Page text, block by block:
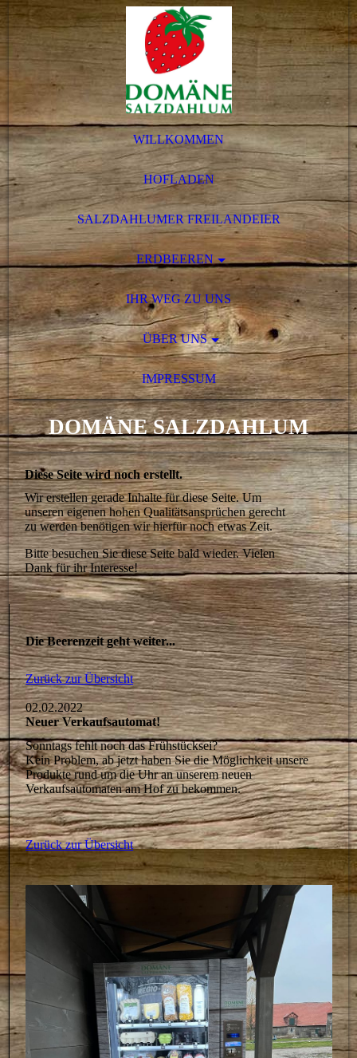
WILLKOMMEN
HOFLADEN
SALZDAHLUMER FREILANDEIER
ERDBEEREN
IHR WEG ZU UNS
ÜBER UNS
IMPRESSUM
DOMÄNE SALZDAHLUM
Diese Seite wird noch erstellt.
Wir erstellen gerade Inhalte für diese Seite. Um
unseren eigenen hohen Qualitätsansprüchen gerecht
zu werden benötigen wir hierfür noch etwas Zeit.
Bitte besuchen Sie diese Seite bald wieder. Vielen
Dank für ihr Interesse!
Die Beerenzeit geht weiter...
Zurück zur Übersicht
02.02.2022
Neuer Verkaufsautomat!
Sonntags fehlt noch das Frühstücksei?
Kein Problem, ab jetzt haben Sie die Möglichkeit unsere
Produkte rund um die Uhr an unserem neuen
Verkaufsautomaten am Hof zu bekommen.
Zurück zur Übersicht